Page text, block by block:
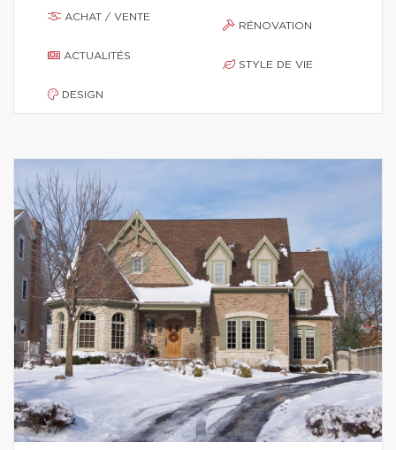
ACHAT / VENTE
ACTUALITÉS
DESIGN
RÉNOVATION
STYLE DE VIE